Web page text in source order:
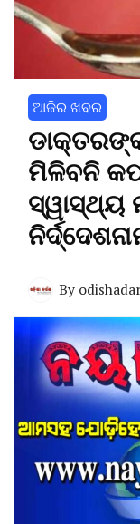
ଆଜିର ଖବର
ମିଳିବନି
ସ୍ୱାସ୍ଥ୍ୟ
By